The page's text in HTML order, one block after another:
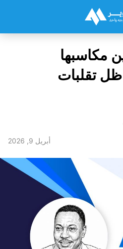
مكاسبها
ظل تقلبات
أبريل 9, 2026